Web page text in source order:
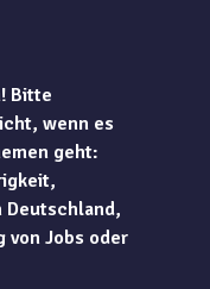
Bitte
wenn es
geht:
Deutschland,
von Jobs oder